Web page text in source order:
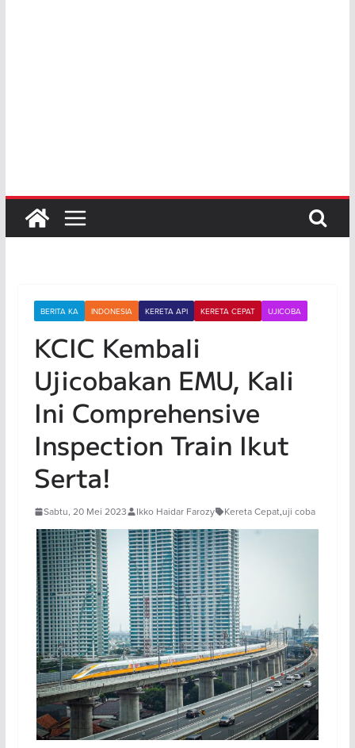
BERITA KA INDONESIA KERETA API KERETA CEPAT UJICOBA
KCIC Kembali
Ujicobakan EMU, Kali
Ini Comprehensive
Inspection Train Ikut
Serta!
Sabtu, 20 Mei 2023 Ikko Haidar Farozy Kereta Cepat,uji coba